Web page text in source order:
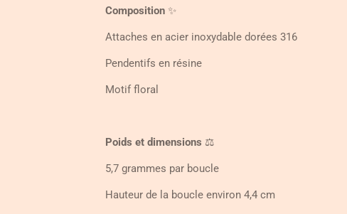
Composition ✨
Attaches en acier inoxydable dorées 316
Pendentifs en résine
Motif floral
Poids et dimensions ⚖️
5,7 grammes par boucle
Hauteur de la boucle environ 4,4 cm